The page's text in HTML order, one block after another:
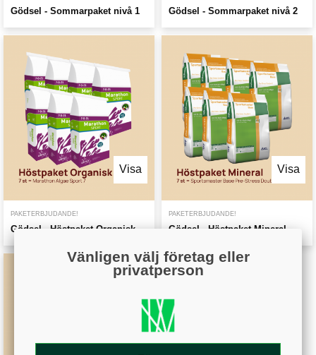
Gödsel - Sommarpaket nivå 1 Gödsel - Sommarpaket nivå 2
Visa
PAKETERBJUDANDE!
Gödsel - Höstpaket Organisk
Visa
PAKETERBJUDANDE!
Gödsel - Höstpaket Mineral
Vänligen välj företag eller
privatperson